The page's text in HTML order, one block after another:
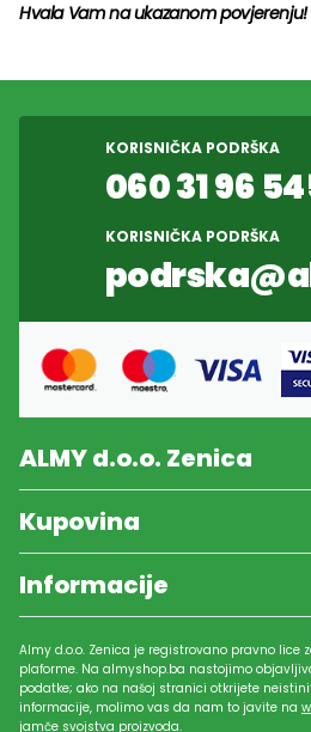
Hvala Vam na ukazanom povjerenju!
KORISNIČKA PODRŠKA
060 31 96
KORISNIČKA PODRŠKA
ALMY d.o.o. Zenica
Kupovina
Informacije
Almy d.o.o. Zenica je registrovano pravno lice
plaforme. Na almyshop.ba nastojimo
podatke; ako na našoj stranici otkrijete
informacije, molimo vas da nam to javite na
jamče svojstva proizvoda.